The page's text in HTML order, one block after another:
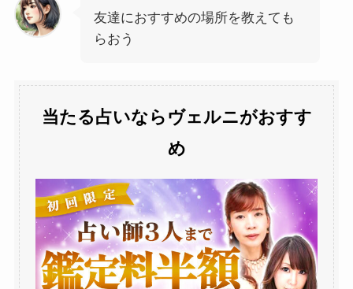
友達におすすめの場所を教えても
らおう
当たる占いならヴェルニがおすす
め